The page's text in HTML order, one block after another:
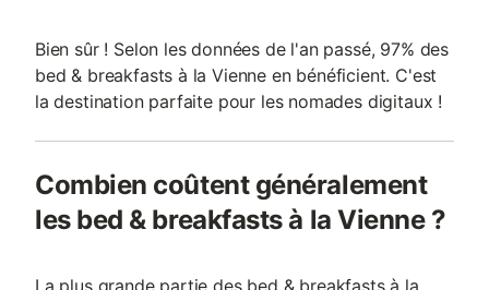
Bien sûr ! Selon les données de l'an passé, 97% des
bed & breakfasts à la Vienne en bénéficient. C'est
la destination parfaite pour les nomades digitaux !
Combien coûtent généralement
les bed & breakfasts à la Vienne ?
La plus grande partie des bed & breakfasts à la